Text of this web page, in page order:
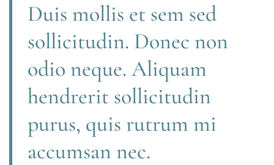
Duis mollis et sem sed
sollicitudin. Donec non
odio neque. Aliquam
hendrerit sollicitudin
purus, quis rutrum mi
accumsan nec.